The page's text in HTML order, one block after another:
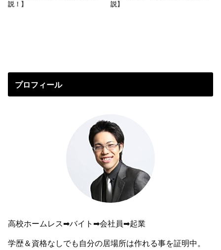
説！】
説】
プロフィール
高校ホームレス➡︎バイト➡︎会社員➡︎起業
学歴＆資格なしでも自分の居場所は作れる事を証明中。